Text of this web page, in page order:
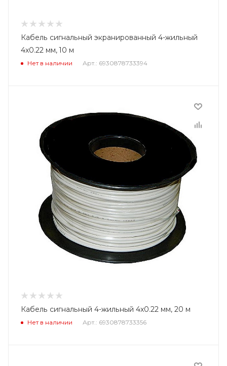
Кабель сигнальный экранированный 4-жильный
4x0.22 мм, 10 м
Нет в наличии Арт.: 6930878733394
Кабель сигнальный 4-жильный 4x0.22 мм, 20 м
Нет в наличии Арт.: 6930878733356